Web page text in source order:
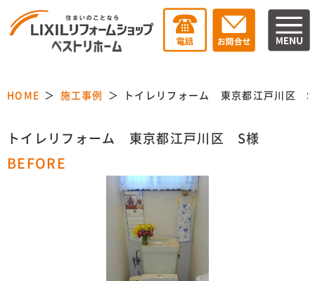
HOME 施工事例 トイレリフォーム 東京都江戸川区 S
トイレリフォーム 東京都江戸川区 S様
BEFORE